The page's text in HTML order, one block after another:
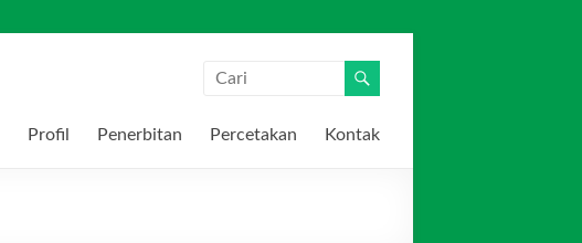
Profil Penerbitan Percetakan Kontak